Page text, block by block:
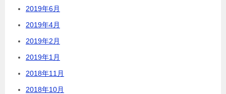
2019年6月
2019年4月
2019年2月
2019年1月
2018年11月
2018年10月